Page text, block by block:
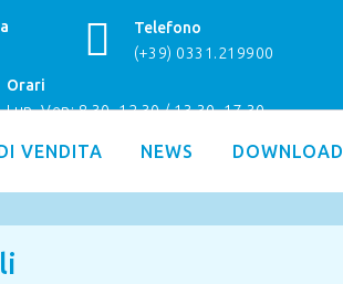
Telefono
(+39) 0331.219900
Orari
Lun–Ven: 8.30–12.30 / 13.30–17.30
VENDITA NEWS DOWNLOAD